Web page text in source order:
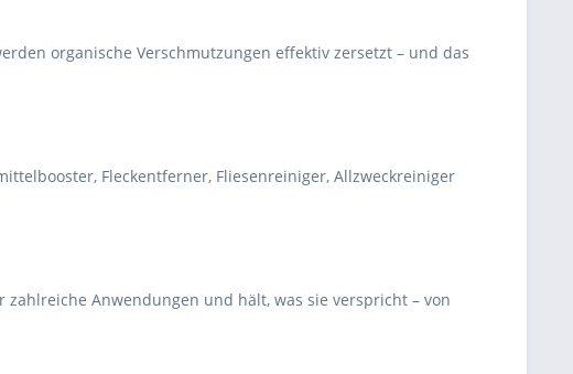
organische Verschmutzungen effektiv zersetzt – und das
Fleckentferner, Fliesenreiniger, Allzweckreiniger
Anwendungen und hält, was sie verspricht – von